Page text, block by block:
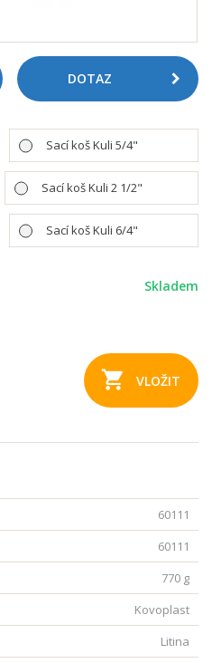
DOTAZ
Sací koš Kuli 5/4"
Sací koš Kuli 2 1/2"
Sací koš Kuli 6/4"
Skladem
VLOŽIT
60111
60111
770 g
Kovoplast
Litina